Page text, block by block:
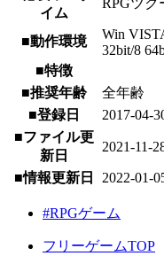
イム
RPGツク
■動作環境
Win
32bit/8
■特徴
■推奨年齢
全年齢
■登録日
2017-04-
■ファイル更
新日
2021-11-
■情報更新日 2022-01-
#RPGゲーム
フリーゲームTOP